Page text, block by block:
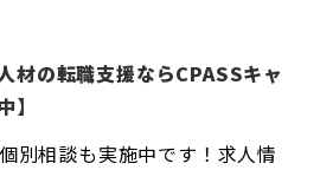
材の転職支援ならCPASSキャ
】
別相談も実施中です！求人情